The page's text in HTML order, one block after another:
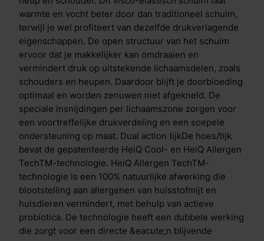
tweede proces in werking. Vocht en warmte worden
daarbij direct geabsorbeerd en afgevoerd. Hoe
warmer het wordt, hoe meer verdamping er
plaatsvindt. Anti-allergene en temperatuur
regulerende coating Uniek aan de Cool Motion is de
Aqua- en Copper Coating in de toplaag.
De&nbsp;Aqua Coating&nbsp;is een gepatenteerde
coating bovenop de traagschuim toplaag. Deze
coating heeft een krachtig verkoelend effect, dit voel
je direct wanneer je het matras aanraakt. De laag is
ademend en flexibel, waardoor je comfortabel slaapt.
Door het toevoegen van deze laag ben je verzekerd
van de juiste temperatuur gedurende de nacht.De
koperdeeltjes in de&nbsp;Copper
Coating&nbsp;zorgen voor actieve bescherming
tegen bacteri&euml;n. Wanneer bacteri&euml;n op
koper terechtkomen na bijvoorbeeld lichamelijk
warmte en vocht beter door dan traditioneel schuim,
terwijl je wel profiteert van dezelfde drukverlagende
eigenschappen. De open structuur van het schuim
ervoor dat je makkelijker kan omdraaien en
vermindert druk op uitstekende lichaamsdelen, zoals
schouders en heupen. Daardoor blijft je doorbloeding
optimaal en worden zenuwen niet afgekneld. De
speciale insnijdingen per lichaamszone zorgen voor
een voortreffelijke drukverdeling en een soepele
ondersteuning op maat. Dual action tijkDe hoes/tijk
bevat de gepatenteerde HeiQ Cool- en HeiQ Allergen
TechTM-technologie. HeiQ Allergen TechTM-
technologie is een 100% natuurlijke afwerking die
blootstelling aan allergenen van huisstofmijt en
huisdieren vermindert, met behulp van actieve
probiotica. De technologie heeft een dubbele werking
die zorgt voor een directe &eacute;n blijvende